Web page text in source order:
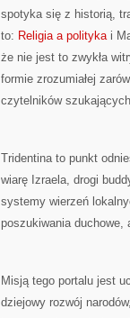
spotyka się z historią,
to: Religia a politykai
że nie jest to zwykła
formie zrozumiałej
czytelników
Tridentina to punkt
wiarę Izraela, drogi
systemy wierzeń
poszukiwania duchowe,
Misją tego portalu jest
dziejowy rozwój